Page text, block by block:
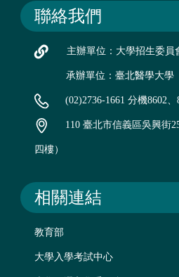
聯絡我們
主辦單位：大學招生委員
承辦單位：臺北醫學大學
(02)2736-1661 分機8602、
110 臺北市信義區吳興街
四樓）
相關連結
教育部
大學入學考試中心